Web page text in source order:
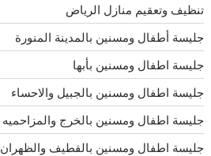
تنظيف وتعقيم منازل الرياض
جليسة أطفال ومسنين بالمدينة المنورة
جليسة اطفال ومسنين بأبها
جليسة اطفال ومسنين بالجبيل والاحساء
جليسة اطفال ومسنين بالخرج والمزاحميه
جليسة اطفال ومسنين بالقطيف والظهران